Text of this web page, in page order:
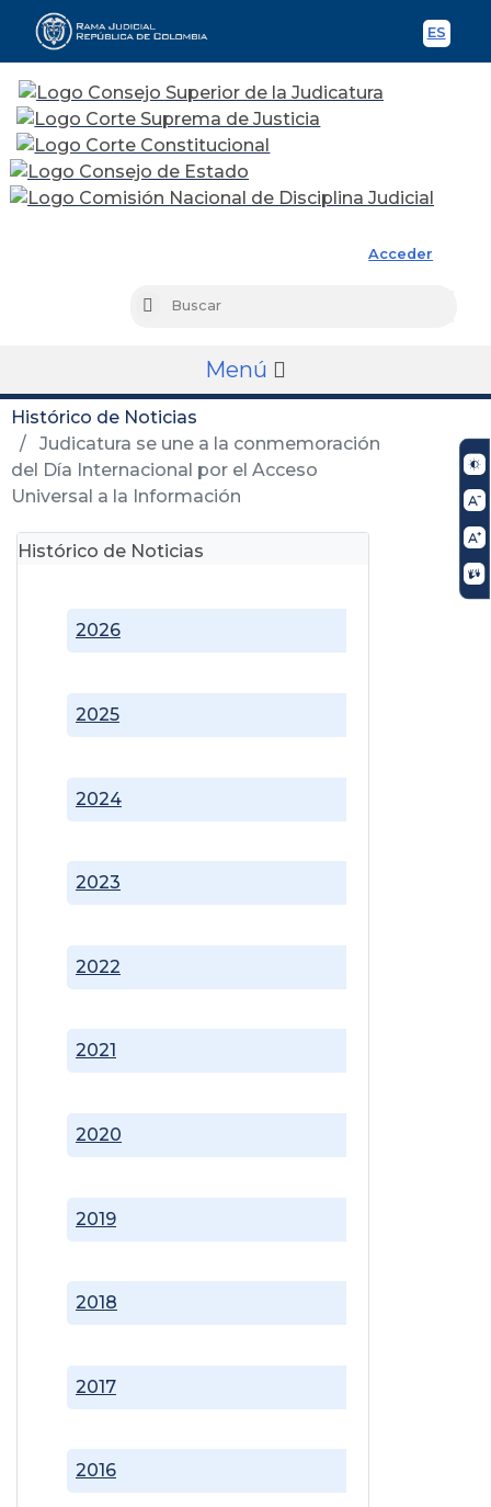
ES
Acceder
Buscar
Menú
Histórico de Noticias
Judicatura se une a la conmemoración
del Día Internacional por el Acceso
Universal a la Información
Histórico de Noticias
2016
2017
2018
2019
2020
2021
2022
2023
2024
2025
2026